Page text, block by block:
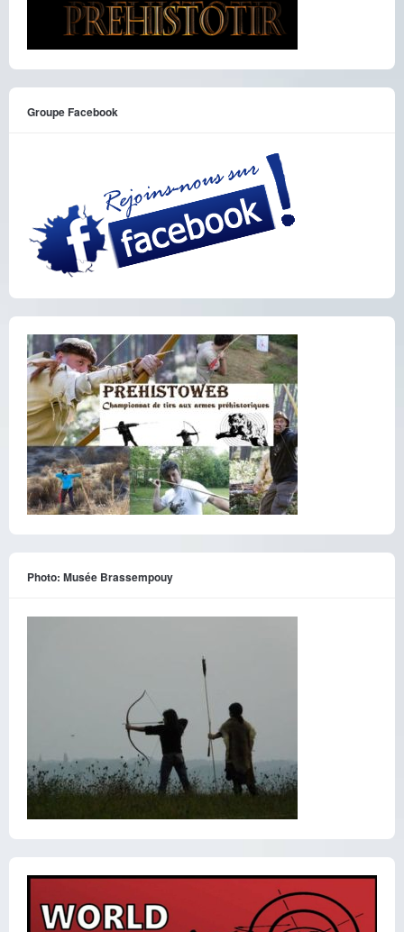
Groupe Facebook
Photo: Musée Brassempouy